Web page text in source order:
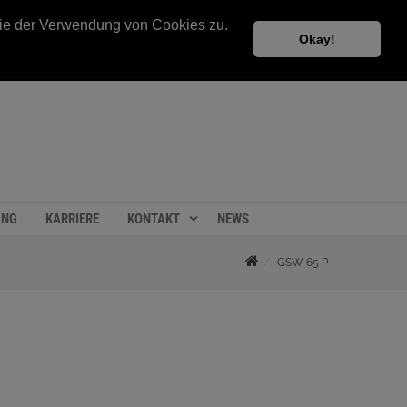
der Verwendung von Cookies zu.
Okay!
KARRIERE KONTAKT NEWS
GSW 65 P